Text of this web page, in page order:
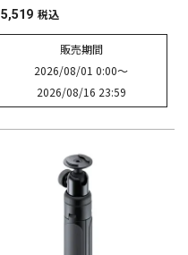
5,519 税込
販売期間
2026/08/01 0:00〜
2026/08/16 23:59